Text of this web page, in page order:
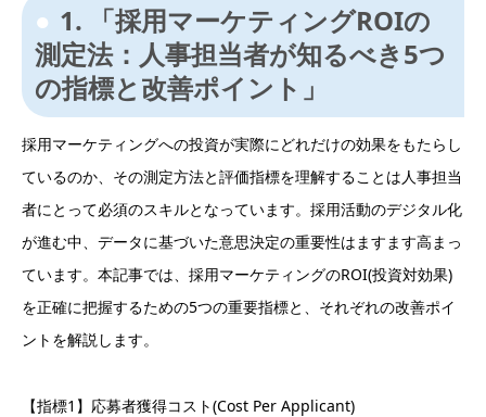
1. 「採用マーケティングROIの
測定法：人事担当者が知るべき5つ
の指標と改善ポイント」
採用マーケティングへの投資が実際にどれだけの効果をもたらし
ているのか、その測定方法と評価指標を理解することは人事担当
者にとって必須のスキルとなっています。採用活動のデジタル化
が進む中、データに基づいた意思決定の重要性はますます高まっ
ています。本記事では、採用マーケティングのROI(投資対効果)
を正確に把握するための5つの重要指標と、それぞれの改善ポイ
ントを解説します。
【指標1】応募者獲得コスト(Cost Per Applicant)